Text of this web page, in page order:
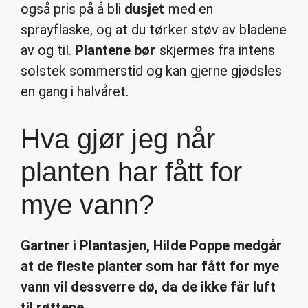
også pris på å bli dusjet med en
sprayflaske, og at du tørker støv av bladene
av og til. Plantene bør skjermes fra intens
solstek sommerstid og kan gjerne gjødsles
en gang i halvåret.
Hva gjør jeg når
planten har fått for
mye vann?
Gartner i Plantasjen, Hilde Poppe medgår
at de fleste planter som har fått for mye
vann vil dessverre dø, da de ikke får luft